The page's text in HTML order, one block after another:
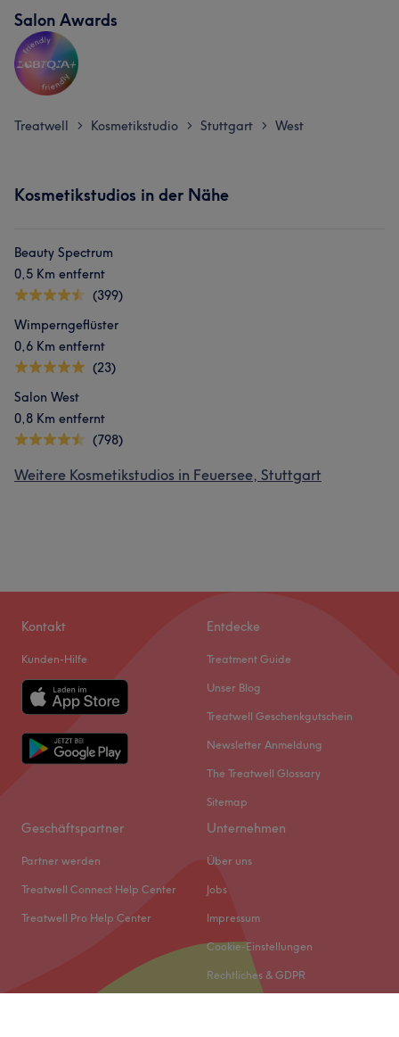
Salon Awards
Treatwell > Kosmetikstudio > Stuttgart > West
Kosmetikstudios in der Nähe
Beauty Spectrum
0,5 Km entfernt
(399)
Wimperngeflüster
0,6 Km entfernt
(23)
Salon West
0,8 Km entfernt
(798)
Weitere Kosmetikstudios in Feuersee, Stuttgart
Kontakt
Kunden-Hilfe
Entdecke
Treatment Guide
Unser Blog
Treatwell Geschenkgutschein
Newsletter Anmeldung
The Treatwell Glossary
Sitemap
Geschäftspartner
Partner werden
Treatwell Connect Help Center
Treatwell Pro Help Center
Unternehmen
Über uns
Jobs
Impressum
Cookie-Einstellungen
Rechtliches & GDPR